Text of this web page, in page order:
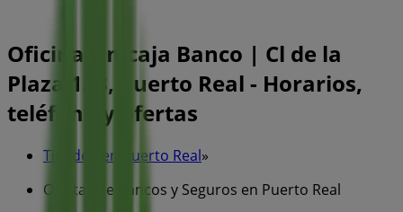
Oficina Unicaja Banco | Cl de la
Plaza 138, Puerto Real - Horarios,
teléfono y ofertas
Tiendeo en Puerto Real»
Ofertas de Bancos y Seguros en Puerto Real